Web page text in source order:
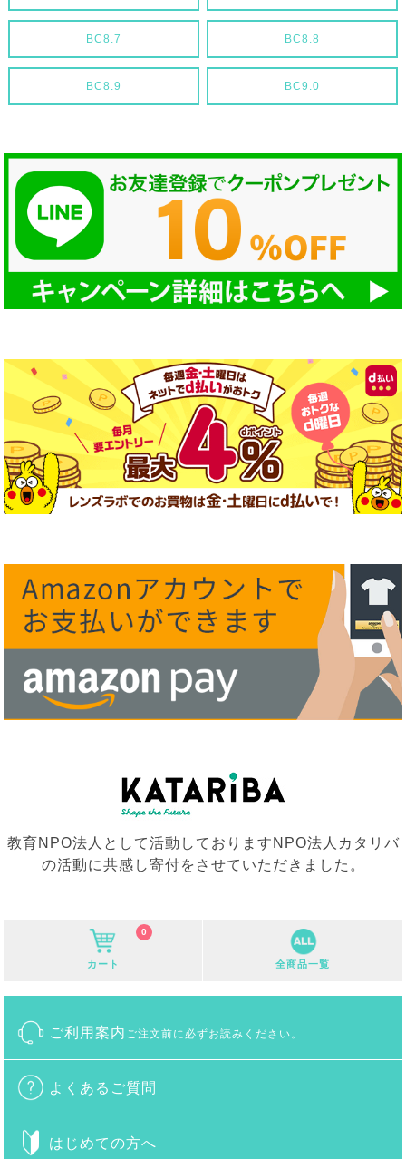
BC8.7 BC8.8
BC8.9 BC9.0
教育NPO法人として活動しておりますNPO法人カタリバ
の活動に共感し寄付をさせていただきました。
カート
0
全商品一覧
ご利用案内 ご注文前に必ずお読みください。
よくあるご質問
はじめての方へ